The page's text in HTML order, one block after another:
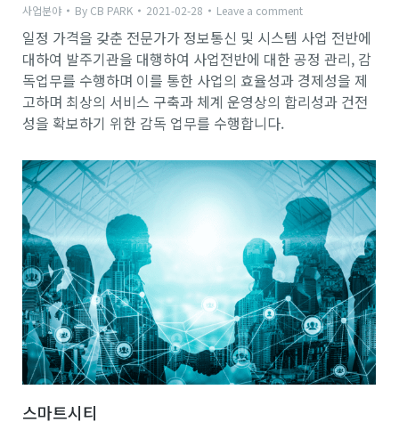
사업분야 By CB PARK 2021-02-28 Leave a comment
일정 가격을 갖춘 전문가가 정보통신 및 시스템 사업 전반에
대하여 발주기관을 대행하여 사업전반에 대한 공정 관리, 감
독업무를 수행하며 이를 통한 사업의 효율성과 경제성을 제
고하며 최상의 서비스 구축과 체계 운영상의 합리성과 건전
성을 확보하기 위한 감독 업무를 수행합니다.
스마트시티